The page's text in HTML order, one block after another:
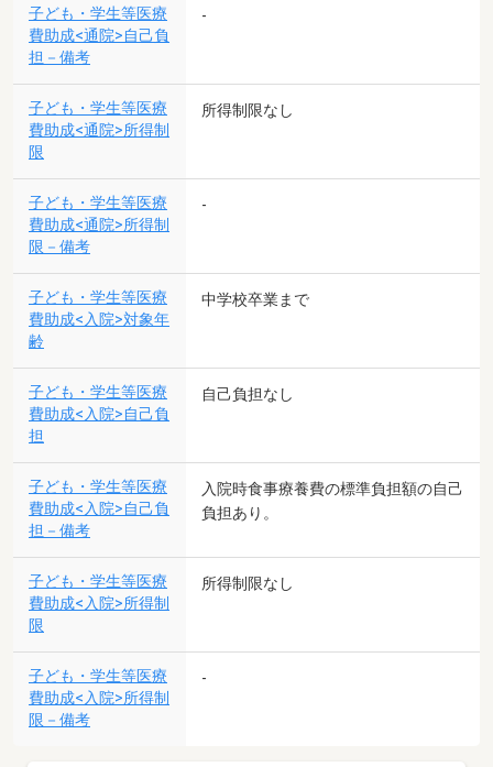
子ども・学生等医療
費助成<通院>自己負
担－備考
-
子ども・学生等医療
費助成<通院>所得制
限
所得制限なし
子ども・学生等医療
費助成<通院>所得制
限－備考
-
子ども・学生等医療
費助成<入院>対象年
齢
中学校卒業まで
子ども・学生等医療
費助成<入院>自己負
担
自己負担なし
子ども・学生等医療
費助成<入院>自己負
担－備考
入院時食事療養費の標準負担額の自己
負担あり。
子ども・学生等医療
費助成<入院>所得制
限
所得制限なし
子ども・学生等医療
費助成<入院>所得制
限－備考
-